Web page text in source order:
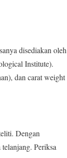
disediakan oleh
Institute).
dan carat weight
Dengan
Periksa